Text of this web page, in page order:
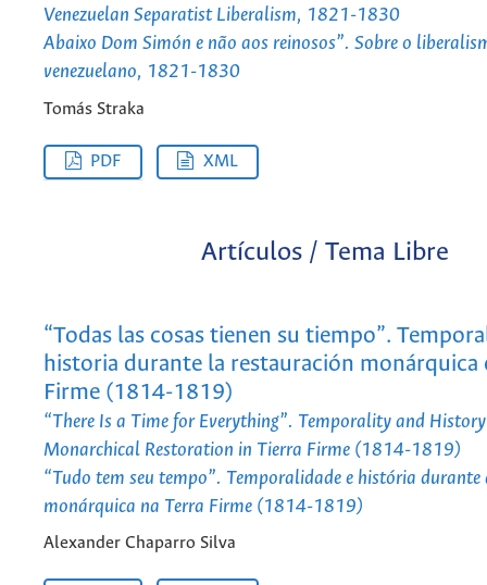
Venezuelan Separatist Liberalism, 1821-1830
Abaixo Dom Simón e não aos reinosos”. Sobre o
venezuelano, 1821-1830
Tomás Straka
PDF XML
Artículos / Tema Libre
“Todas las cosas tienen su tiempo”.
historia durante la restauración monárquica
Firme (1814-1819)
“There Is a Time for Everything”. Temporality and
Monarchical Restoration in Tierra Firme (1814-1819)
“Tudo tem seu tempo”. Temporalidade e história durante
monárquica na Terra Firme (1814-1819)
Alexander Chaparro Silva